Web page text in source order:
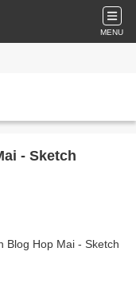
MENU
- Sketch